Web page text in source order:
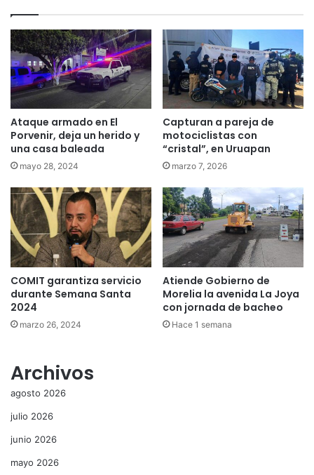
Ataque armado en El
Porvenir, deja un herido y
una casa baleada
mayo 28, 2024
Capturan a pareja de
motociclistas con
“cristal”, en Uruapan
marzo 7, 2026
COMIT garantiza servicio
durante Semana Santa
2024
marzo 26, 2024
Atiende Gobierno de
Morelia la avenida La Joya
con jornada de bacheo
Hace 1 semana
Archivos
agosto 2026
julio 2026
junio 2026
mayo 2026